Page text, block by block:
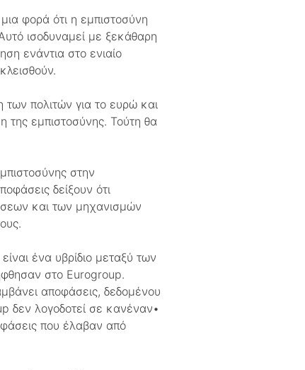
φορά ότι η εμπιστοσύνη
ισοδυναμεί με ξεκάθαρη
ενάντια στο ενιαίο
πολιτών για το ευρώ και
εμπιστοσύνης. Τούτη θα
στην
δείξουν ότι
και των μηχανισμών
ένα υβρίδιο μεταξύ των
στο Eurogroup.
αποφάσεις, δεδομένου
δεν λογοδοτεί σε κανέναν•
που έλαβαν από